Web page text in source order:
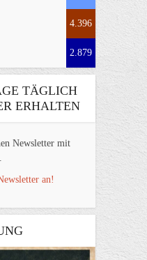
4.396
2.879
TÄGLICH
ERHALTEN
Newsletter mit
an!